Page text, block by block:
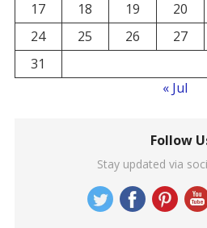
17
18 19 20
24
25 26 27
31
« Jul
Follow
Stay updated via